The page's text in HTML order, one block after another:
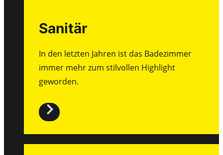
Sanitär
In den letzten Jahren ist das Badezimmer
immer mehr zum stilvollen Highlight
geworden.